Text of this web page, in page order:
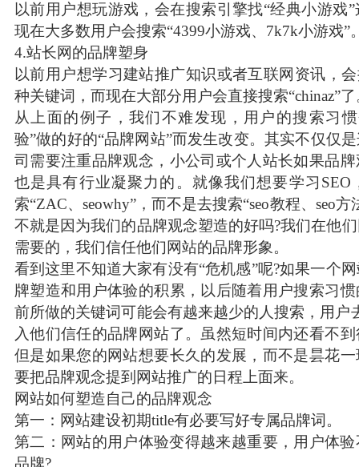
以前用户想玩游戏，会在搜索引擎找“经典小游戏
现在大多数用户会搜索“4399小游戏、7k7k小游戏”
4.站长网的品牌塑身
以前用户想学习建站推广知识或者互联网资讯，
种关键词，而现在大部分用户会直接搜索“chinaz”
从上面的例子，我们不难发现，用户的搜索习
验”做的好的“品牌网站”而发生改变。其实不仅仅
司需要注重品牌观念，小公司或个人站长如果品
也是具有行业凝聚力的。就像我们想要学习SEO
索“ZAC、seowhy”，而不是去搜索“seo教程、seo
不就是因为我们的品牌观念塑造的好吗?我们在他
需要的，我们信任他们网站的品牌形象。
看到这里不知道大家有没有“危机感”呢?如果一个
牌塑造和用户体验的积累，以后随着用户搜索习
前所做的关键词可能会有越来越少的人搜索，用户
入他们信任的品牌网站了。虽然短时间内还看不
但是如果您的网站想要长久的发展，而不是昙花
要把品牌观念提到网站推广的日程上面来。
网站如何塑造自己的品牌观念
第一：网站建设初期title有必要写好专属品牌词。
第二：网站的用户体验变得越来越重要，用户体
品牌?